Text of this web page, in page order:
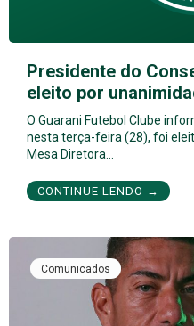
Presidente do
eleito por
O Guarani Futebol Clube
nesta terça-feira (28), foi
Mesa Diretora…
CONTINUE LENDO →
Comunicados